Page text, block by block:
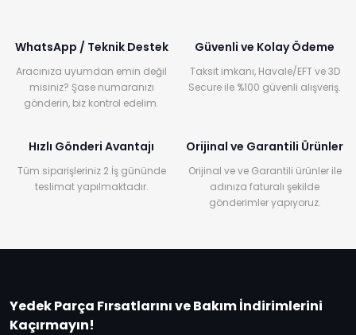
WhatsApp / Teknik Destek
Aracınıza uyumdan emin değil
misiniz? Şase numaranızı
gönderin, biz kontrol edelim.
Güvenli ve Kolay Ödeme
Taksit imkanı, Havale/EFT ve 3D
Secure ile %100 güvenli alışveriş.
Hızlı Gönderi Avantajı
Tüm siparişleriniz 2 İş gününde
teslimat yapılmaktadır.
Orijinal ve Garantili Ürünler
Orijinal ve ve Garantili ürünler ile
adınıza faturalı şekilde
gönderimler yapıyoruz.
Yedek Parça Fırsatlarını ve Bakım İndirimlerini
Kaçırmayın!